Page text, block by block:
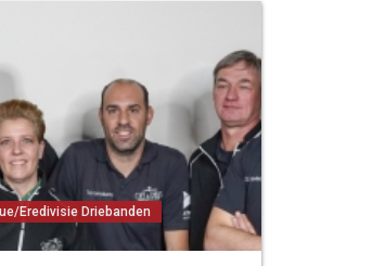
Eredivisie Driebanden